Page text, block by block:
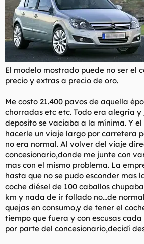
El modelo mostrado puede no ser el
precio y extras a precio de oro.
Me costo 21.400 pavos de aquella
chorradas etc etc. Todo era alegría
deposito se vaciaba a la mínima. Y
hacerle un viaje largo por carretera
no era normal. Al volver del viaje
concesionario,donde me junte con
mas con el mismo problema. La
hasta que no se pudo esconder mas
coche diésel de 100 caballos
km y nada de ir follado no...de
quejas en consumo,y de tener el
tiempo que fuera y con escusas
por parte del concesionario,decidí